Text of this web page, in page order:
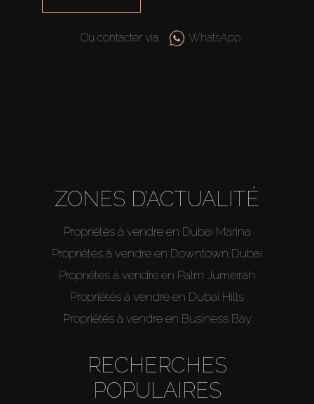
Ou contacter via WhatsApp
ZONES D’ACTUALITÉ
Propriétés à vendre en Dubai Marina
Propriétés à vendre en Downtown Dubai
Propriétés à vendre en Palm Jumeirah
Propriétés à vendre en Dubai Hills
Propriétés à vendre en Business Bay
RECHERCHES
POPULAIRES